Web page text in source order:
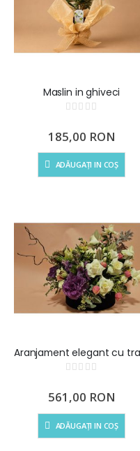
Maslin in ghiveci
Rating:
185,00 RON
ADĂUGAȚI IN COȘ
Rating:
561,00 RON
ADĂUGAȚI IN COȘ